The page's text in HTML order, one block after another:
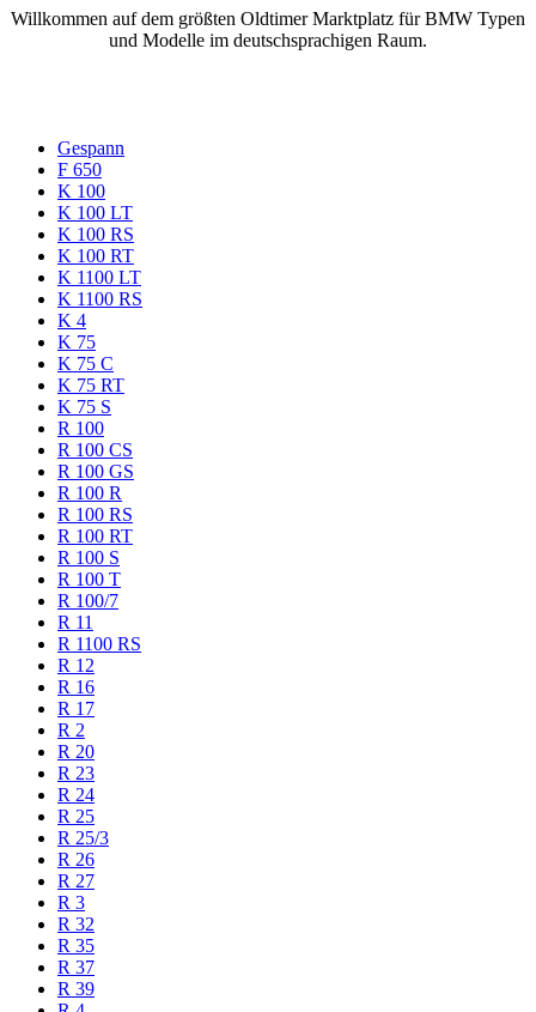
Willkommen auf dem größten Oldtimer Marktplatz für BMW Typen
und Modelle im deutschsprachigen Raum.
Gespann
F 650
K 100
K 100 LT
K 100 RS
K 100 RT
K 1100 LT
K 1100 RS
K 4
K 75
K 75 C
K 75 RT
K 75 S
R 100
R 100 CS
R 100 GS
R 100 R
R 100 RS
R 100 RT
R 100 S
R 100 T
R 100/7
R 11
R 1100 RS
R 12
R 16
R 17
R 2
R 20
R 23
R 24
R 25
R 25/3
R 26
R 27
R 3
R 32
R 35
R 37
R 39